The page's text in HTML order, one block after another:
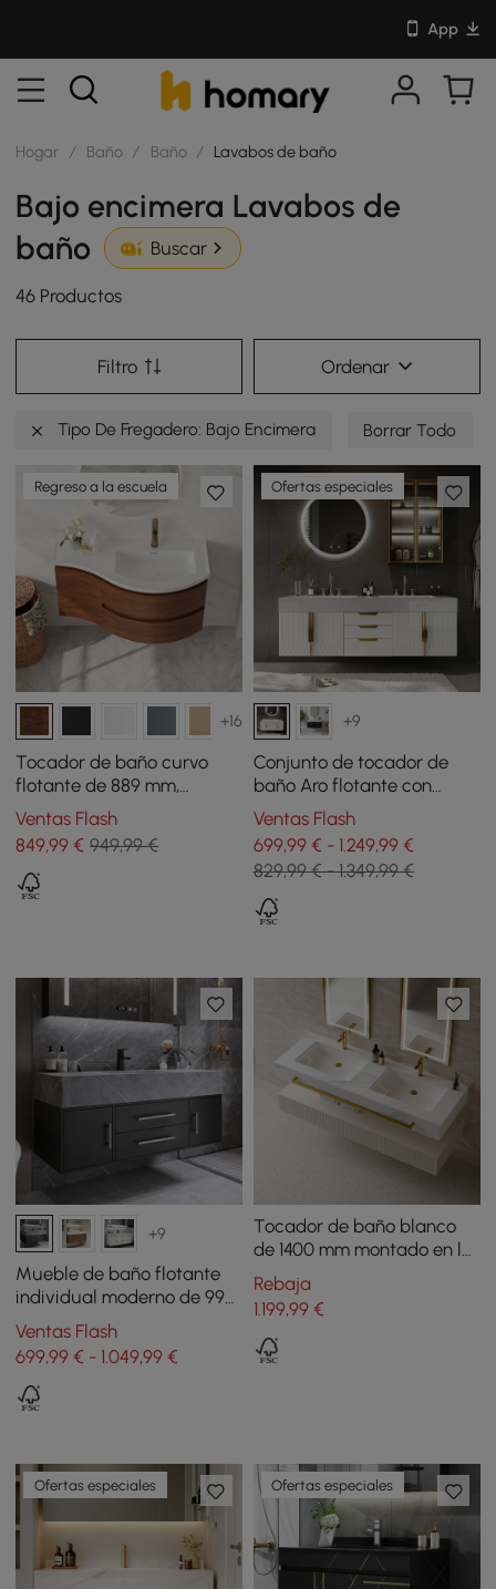
App
Hogar / Baño / Baño / Lavabos de baño
Bajo encimera Lavabos de
baño
Buscar
46 Productos
Filtro Ordenar
Tipo De Fregadero: Bajo Encimera Borrar Todo
Regreso a la escuela
+16
Tocador de baño curvo
flotante de 889 mm,
semicircular, nogal
Ventas Flash
849,99 € 949,99 €
Ofertas especiales
+9
Conjunto de tocador de
baño Aro flotante con
lavabos, blanco y dorado,
mármol artificial
Ventas Flash
699,99 € - 1.249,99 €
829,99 € - 1.349,99 €
+9
Mueble de baño flotante
individual moderno de 99
cm en negro con encimera
de piedra sinterizada y
lavabo
Ventas Flash
699,99 € - 1.049,99 €
Tocador de baño blanco
de 1400 mm montado en la
pared con doble lavabo, 3
cajones y tapa de mármol
sintético
Rebaja
1.199,99€
Ofertas especiales Ofertas especiales